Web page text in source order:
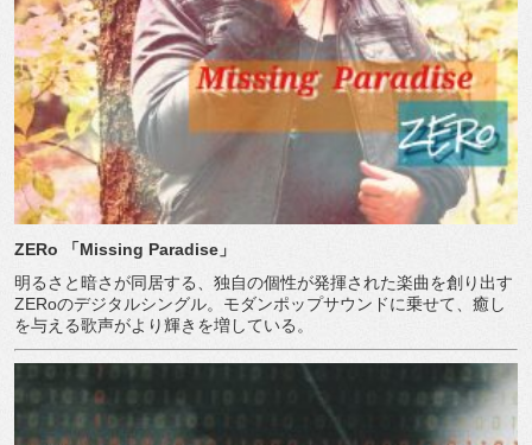
ZERo 「Missing Paradise 」
明るさと暗さが同居する、独自の個性が発揮された楽曲を創り出す
ZERoのデジタルシングル。モダンポップサウンドに乗せて、癒し
を与える歌声がより輝きを増している。